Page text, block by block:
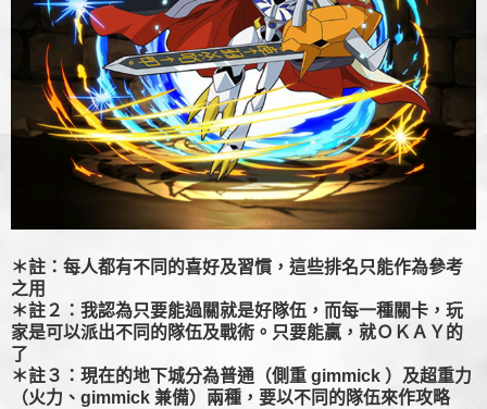
＊註：每人都有不同的喜好及習慣，這些排名只能作為參考
之用
＊註２：我認為只要能過關就是好隊伍，而每一種關卡，玩
家是可以派出不同的隊伍及戰術。只要能贏，就ＯＫＡＹ的
了
＊註３：現在的地下城分為普通（側重 gimmick ）及超重力
（火力、gimmick 兼備）兩種，要以不同的隊伍來作攻略